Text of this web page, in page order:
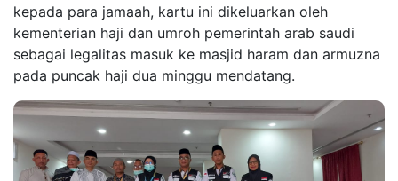
kepada para jamaah, kartu ini dikeluarkan oleh
kementerian haji dan umroh pemerintah arab saudi
sebagai legalitas masuk ke masjid haram dan armuzna
pada puncak haji dua minggu mendatang.